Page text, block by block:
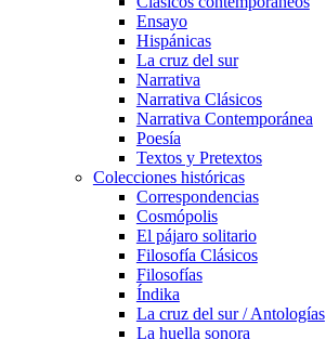
Ensayo
Hispánicas
La cruz del sur
Narrativa
Narrativa Clásicos
Narrativa Contemporánea
Poesía
Textos y Pretextos
Colecciones históricas
Correspondencias
Cosmópolis
El pájaro solitario
Filosofía Clásicos
Filosofías
Índika
La cruz del sur / Antologías
La huella sonora